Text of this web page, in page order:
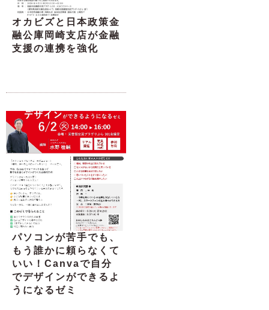
オカビズと日本政策金
融公庫岡崎支店が金融
支援の連携を強化
パソコンが苦手でも、
もう誰かに頼らなくて
いい！Canvaで自分
でデザインができるよ
うになるゼミ